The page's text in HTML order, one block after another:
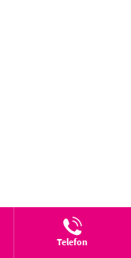
Telefon